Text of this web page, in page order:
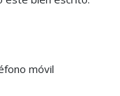
móvil